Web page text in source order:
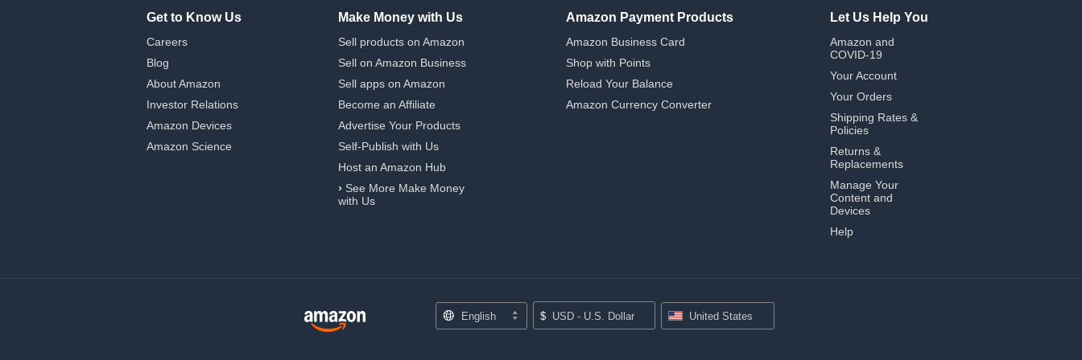
Get to Know Us
Careers
Blog
About Amazon
Investor Relations
Amazon Devices
Amazon Science
Make Money with Us
Sell products on Amazon
Sell on Amazon Business
Sell apps on Amazon
Become an Affiliate
Advertise Your Products
Self-Publish with Us
Host an Amazon Hub
› See More Make Money
with Us
Amazon Payment Products
Amazon Business Card
Shop with Points
Reload Your Balance
Amazon Currency Converter
Let Us Help You
Amazon and
COVID-19
Your Account
Your Orders
Shipping Rates &
Policies
Returns &
Replacements
Manage Your
Content and
Devices
Help
English $ USD - U.S. Dollar United States